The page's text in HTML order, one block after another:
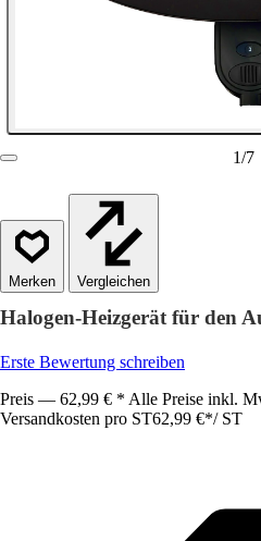
1/7
Vergleichen
Halogen-Heizgerät für den
Erste Bewertung schreiben
Preis — 62,99 € * Alle Preise inkl.
Versandkosten pro ST62,99 €*/ ST